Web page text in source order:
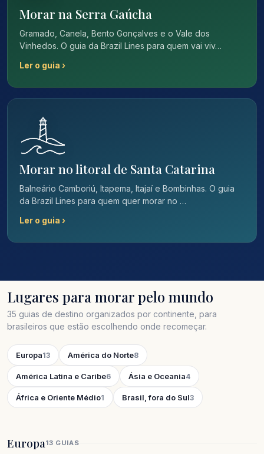
Morar na Serra Gaúcha
Gramado, Canela, Bento Gonçalves e o Vale dos
Vinhedos. O guia da Brazil Lines para quem vai viv…
Ler o guia ›
Morar no litoral de Santa Catarina
Balneário Camboriú, Itapema, Itajaí e Bombinhas. O guia
da Brazil Lines para quem quer morar no …
Ler o guia ›
Lugares para morar pelo mundo
35 guias de destino organizados por continente, para
brasileiros que estão escolhendo onde recomeçar.
Europa13 América do Norte8
América Latina e Caribe6 Ásia e Oceania4
África e Oriente Médio1 Brasil, fora do Sul3
Europa13 GUIAS